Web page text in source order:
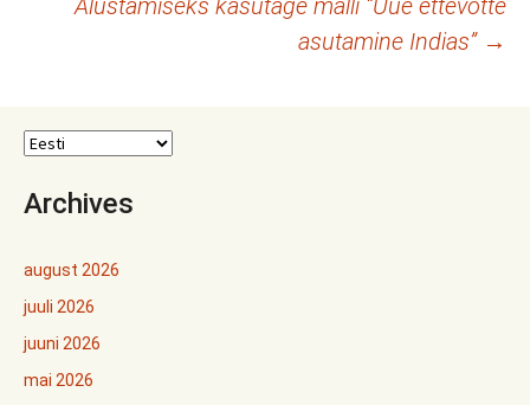
Alustamiseks kasutage malli “Uue ettevõtte
asutamine Indias” →
Archives
august 2026
juuli 2026
juuni 2026
mai 2026